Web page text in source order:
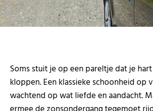
Soms stuit je op een pareltje dat je
kloppen. Een klassieke schoonheid op
wachtend op wat liefde en aandacht.
ermee de zonsondergang tegemoet